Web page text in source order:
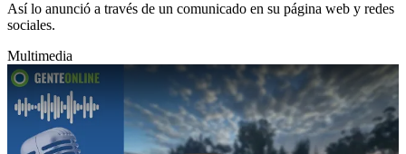
Así lo anunció a través de un comunicado en su página web y redes
sociales.
Multimedia